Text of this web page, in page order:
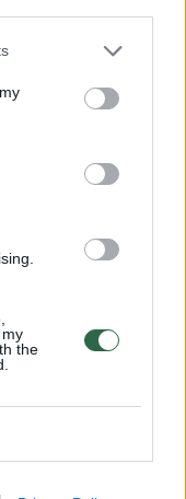
the
pašto
išleistas 1959
vėliau
dešimtmečio